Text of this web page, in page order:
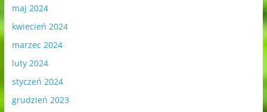
maj 2024
kwiecień 2024
marzec 2024
luty 2024
styczeń 2024
grudzień 2023